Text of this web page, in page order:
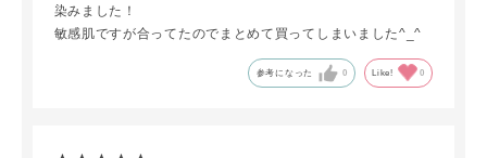
染みました！
敏感肌ですが合ってたのでまとめて買ってしまいました^_^
参考になった 0 Like! 0